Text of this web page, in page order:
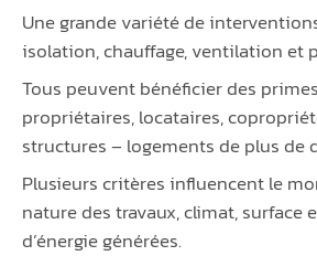
Une grande variété de
isolation, chauffage, ventilation et
Tous peuvent bénéficier des
propriétaires, locataires,
structures – logements de plus de
Plusieurs critères influencent le
nature des travaux, climat, surface
d’énergie générées.